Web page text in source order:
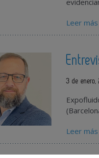
Leer más
3 de
Leer más